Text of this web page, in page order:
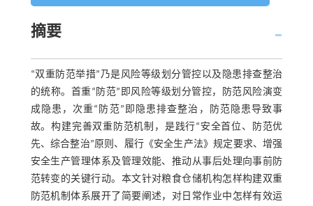
摘要
“双重防范举措”乃是风险等级划分管控以及隐患排查整治
的统称。首重“防范”即风险等级划分管控，防范风险演变
成隐患，次重“防范”即隐患排查整治，防范隐患导致事
故。构建完善双重防范机制，是践行“安全首位、防范优
先、综合整治”原则、履行《安全生产法》规定要求、增强
安全生产管理体系及管理效能、推动从事后处理向事前防
范转变的关键行动。本文针对粮食仓储机构怎样构建双重
防范机制体系展开了简要阐述，对日常作业中怎样有效运